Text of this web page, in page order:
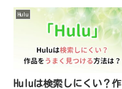
Hulu
Huluは検索しにくい？作